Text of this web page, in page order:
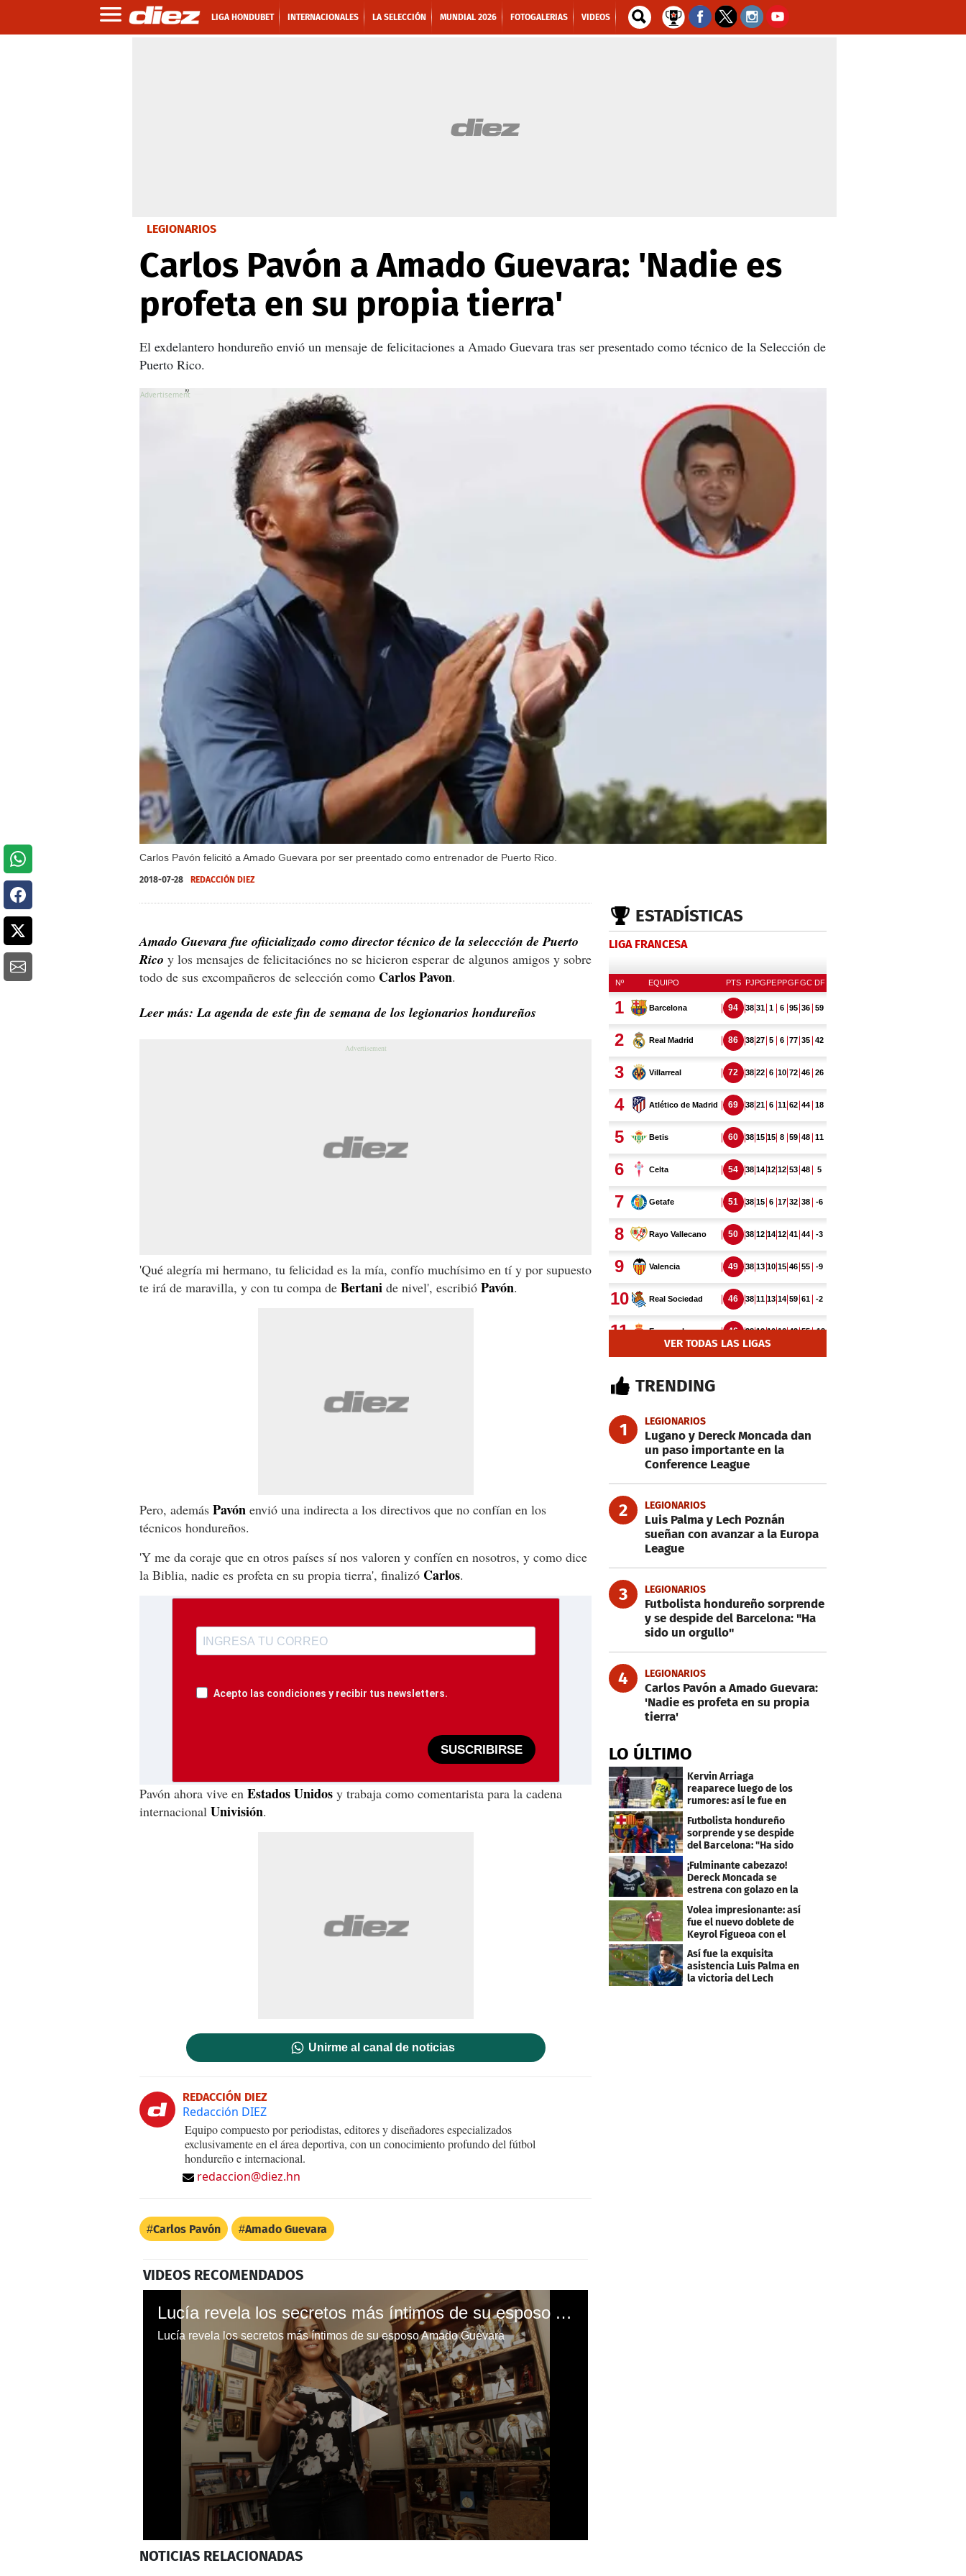
LIGA HONDUBET INTERNACIONALES LA SELECCIÓN MUNDIAL 2026 FOTOGALERIAS VIDEOS
LEGIONARIOS
Carlos Pavón a Amado Guevara: 'Nadie es
profeta en su propia tierra'
El exdelantero hondureño envió un mensaje de felicitaciones a Amado Guevara tras ser presentado como técnico de la Selección de
Puerto Rico.
Carlos Pavón felicitó a Amado Guevara por ser preentado como entrenador de Puerto Rico.
X
2018-07-28 REDACCIÓN DIEZ
Amado Guevara fue ofiicializado como director técnico de la seleccción de Puerto
Rico y los mensajes de felicitaciónes no se hicieron esperar de algunos amigos y sobre
todo de sus excompañeros de selección como Carlos Pavon.
Leer más: La agenda de este fin de semana de los legionarios hondureños
'Qué alegría mi hermano, tu felicidad es la mía, confío muchísimo en tí y por supuesto
te irá de maravilla, y con tu compa de Bertani de nivel', escribió Pavón.
Pero, además Pavón envió una indirecta a los directivos que no confían en los
técnicos hondureños.
'Y me da coraje que en otros países sí nos valoren y confíen en nosotros, y como dice
la Biblia, nadie es profeta en su propia tierra', finalizó Carlos.
Acepto las condiciones y recibir tus newsletters.
SUSCRIBIRSE
Pavón ahora vive en Estados Unidos y trabaja como comentarista para la cadena
internacional Univisión.
Unirme al canal de noticias
REDACCIÓN DIEZ
Redacción DIEZ
Equipo compuesto por periodistas, editores y diseñadores especializados
exclusivamente en el área deportiva, con un conocimiento profundo del fútbol
hondureño e internacional.
redaccion@diez.hn
Carlos Pavón Amado Guevara
VIDEOS RECOMENDADOS
Lucía revela los secretos más íntimos de su esposo Amado Guevara
Lucía revela los secretos más íntimos de su esposo Amado Guevara
seconds
NOTICIAS RELACIONADAS
ESTADÍSTICAS
LIGA FRANCESA
VER TODAS LAS LIGAS
TRENDING
1 LEGIONARIOS
Lugano y Dereck Moncada dan
un paso importante en la
Conference League
2 LEGIONARIOS
Luis Palma y Lech Poznán
sueñan con avanzar a la Europa
League
3 LEGIONARIOS
Futbolista hondureño sorprende
y se despide del Barcelona: "Ha
sido un orgullo"
4 LEGIONARIOS
Carlos Pavón a Amado Guevara:
'Nadie es profeta en su propia
tierra'
LO ÚLTIMO
Kervin Arriaga
reaparece luego de los
rumores: así le fue en
amistoso con Levante
Futbolista hondureño
sorprende y se despide
del Barcelona: "Ha sido
un orgullo"
¡Fulminante cabezazo!
Dereck Moncada se
estrena con golazo en la
Liga de Suiza
Volea impresionante: así
fue el nuevo doblete de
Keyrol Figueoa con el
Liverpool
Así fue la exquisita
asistencia Luis Palma en
la victoria del Lech